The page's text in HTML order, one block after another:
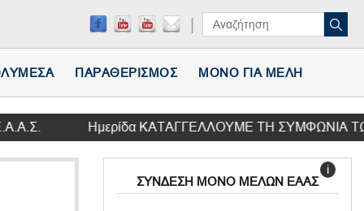
ΠΑΡΑΘΕΡΙΣΜΟΣ ΜΟΝΟ ΓΙΑ ΜΕΛΗ
Ημερίδα ΚΑΤΑΓΓΕΛΛΟΥΜΕ ΤΗ ΣΥΜΦΩΝΙΑ ΤΩΝ
i
ΣΥΝΔΕΣΗ ΜΟΝΟ ΜΕΛΩΝ ΕΑΑΣ